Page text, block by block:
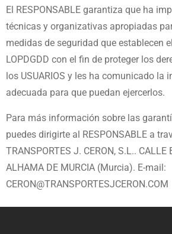
El RESPONSABLE garantiza que ha
técnicas y organizativas apropiadas
medidas de seguridad que establecen
LOPDGDD con el fin de proteger los
los USUARIOS y les ha comunicado la
adecuada para que puedan ejercerlos.
Para más información sobre las
puedes dirigirte al RESPONSABLE a
TRANSPORTES J. CERON, S.L..
ALHAMA DE MURCIA (Murcia). E-mail:
CERON@TRANSPORTESJCERON.COM